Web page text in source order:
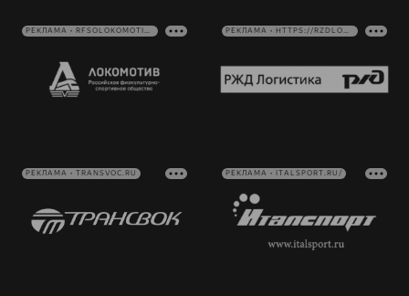
РЕКЛАМА • RFSOLOKOMOTIV.RU РЕКЛАМА • HTTPS://RZDLOG.RU/
РЕКЛАМА • TRANSVOC.RU РЕКЛАМА • ITALSPORT.RU/